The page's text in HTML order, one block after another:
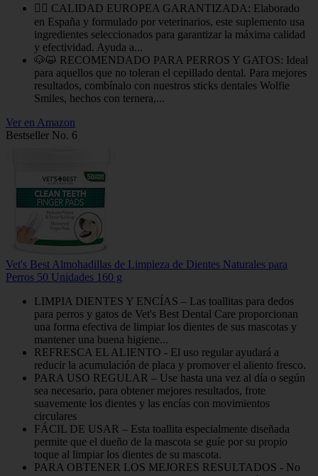
👩‍⚕️ CALIDAD EUROPEA GARANTIZADA: Elaborado
en España y formulado por veterinarios, este suplemento usa
ingredientes seleccionados para garantizar la máxima calidad
y efectividad. Ayuda a...
🐶😺 RECOMENDADO PARA PERROS Y GATOS: Ideal
para aquellos que no toleran el cepillado dental. Para mejores
resultados, combínalo con nuestros sticks dentales Wolfie
Smiles, hechos con ternera,...
Ver en Amazon
Bestseller No. 6
Vet's Best Almohadillas de Limpieza de Dientes Naturales para
Perros 50 Unidades 160 g
LIMPIA DIENTES Y ENCÍAS – Las toallitas para dedos
para perros y gatos de Vet's Best Dental Care proporcionan
una forma efectiva de limpiar los dientes de sus mascotas y
mantener una buena higiene...
REFRESCA EL ALIENTO - El uso regular ayudará a
reducir la acumulación de placa y promover el aliento fresco.
PARA USO REGULAR – Use hasta una vez al día o según
sea necesario, para obtener mejores resultados, frote
suavemente los dientes y las encías con movimientos
circulares
FÁCIL DE USAR – Esta toallita especialmente diseñada
permite que el dueño de la mascota se guíe por su propio
toque al limpiar los dientes de su mascota.
PARA OBTENER LOS MEJORES RESULTADOS - No